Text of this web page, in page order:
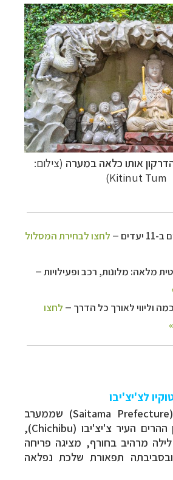
אותו כלאה במערה (צילום:
Kitinut Tum)
במחוז סאיטמה (Saitama Prefecture) שממערב
לטוקיו, שוכנת בין ההרים העיר צ'יצ'יבו (Chichibu),
מרהיב בחורף, מציגה פריחה
ובסביבתה תפאורת שלכת נפלאה